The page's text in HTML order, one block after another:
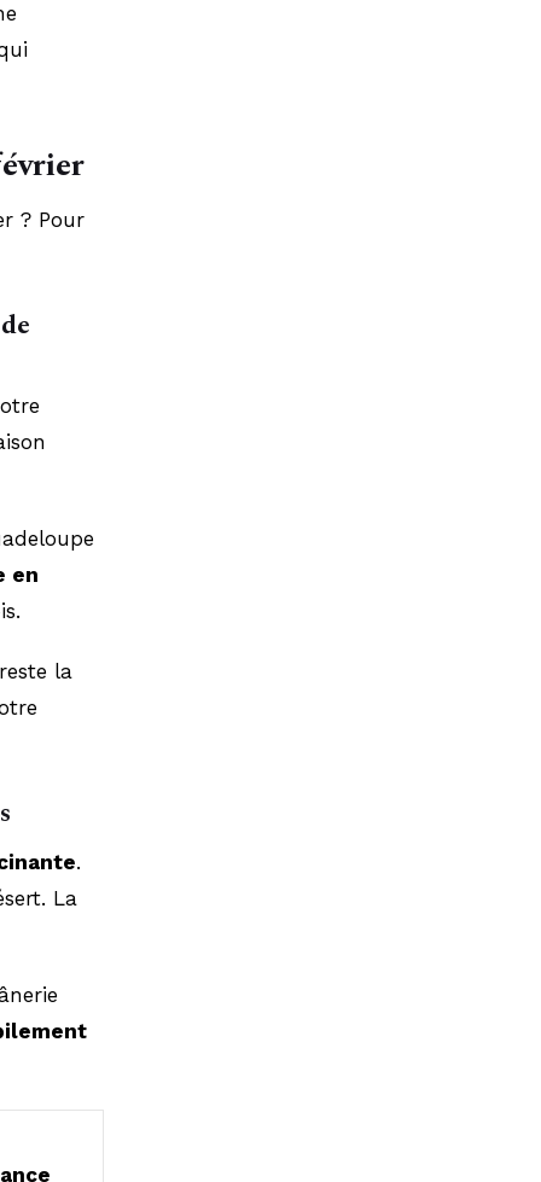
? Pour
en
la
.
La